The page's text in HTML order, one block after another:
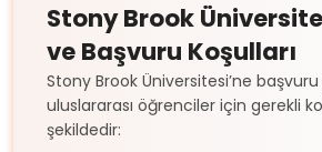
Stony Brook
ve Başvuru Koşulları
Stony Brook Üniversitesi’ne
uluslararası öğrenciler için gerekli
şekildedir: